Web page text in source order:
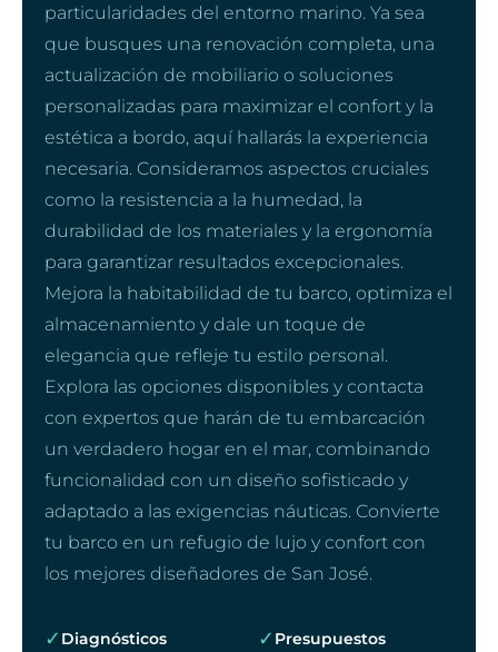
particularidades del entorno marino. Ya sea
que busques una renovación completa, una
actualización de mobiliario o soluciones
personalizadas para maximizar el confort y la
estética a bordo, aquí hallarás la experiencia
necesaria. Consideramos aspectos cruciales
como la resistencia a la humedad, la
durabilidad de los materiales y la ergonomía
para garantizar resultados excepcionales.
Mejora la habitabilidad de tu barco, optimiza el
almacenamiento y dale un toque de
elegancia que refleje tu estilo personal.
Explora las opciones disponibles y contacta
con expertos que harán de tu embarcación
un verdadero hogar en el mar, combinando
funcionalidad con un diseño sofisticado y
adaptado a las exigencias náuticas. Convierte
tu barco en un refugio de lujo y confort con
los mejores diseñadores de San José.
✓ Diagnósticos
✓ Presupuestos